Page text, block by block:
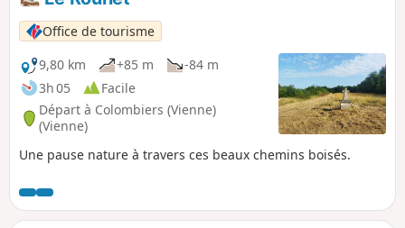
Office de tourisme
9,80 km
+85 m
-84 m
3h 05
Facile
Départ à Colombiers (Vienne)
(Vienne)
Une pause nature à travers ces beaux chemins boisés.